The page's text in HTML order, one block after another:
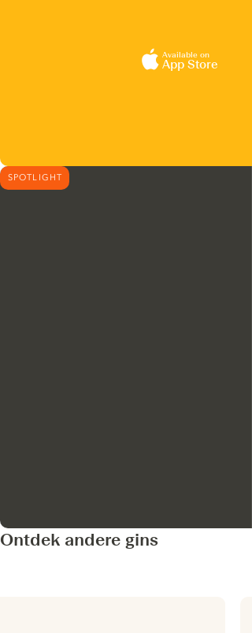
Available on
App Store
SPOTLIGHT
Ontdek andere gins